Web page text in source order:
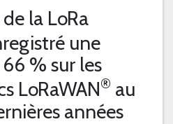
de la LoRa
une
% sur les
LoRaWAN® au
années